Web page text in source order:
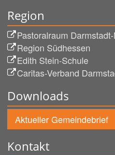
Region
Pastoralraum
Region Südhessen
Edith Stein-Schule
Caritas-Verband
Downloads
Aktueller Gemeindebrief
Kontakt